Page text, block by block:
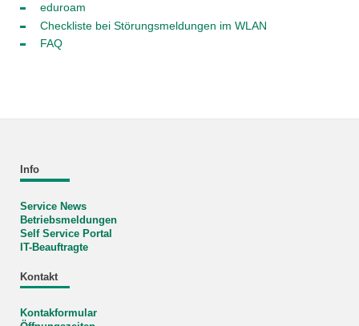
eduroam
Checkliste bei Störungsmeldungen im WLAN
FAQ
Info
Service News
Betriebsmeldungen
Self Service Portal
IT-Beauftragte
Kontakt
Kontakformular